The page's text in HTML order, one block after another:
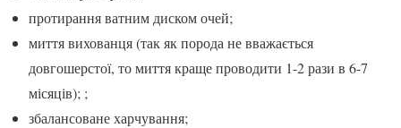
протирання ватним диском очей;
миття вихованця (так як порода не вважається
довгошерстої, то миття краще проводити 1-2 рази в 6-7
місяців); ;
збалансоване харчування;